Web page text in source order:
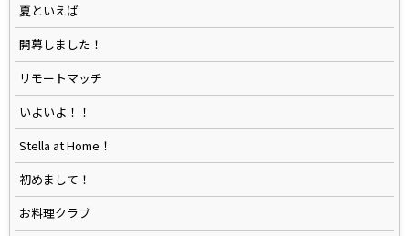
夏といえば
開幕しました！
リモートマッチ
いよいよ！！
Stella at Home！
初めまして！
お料理クラブ